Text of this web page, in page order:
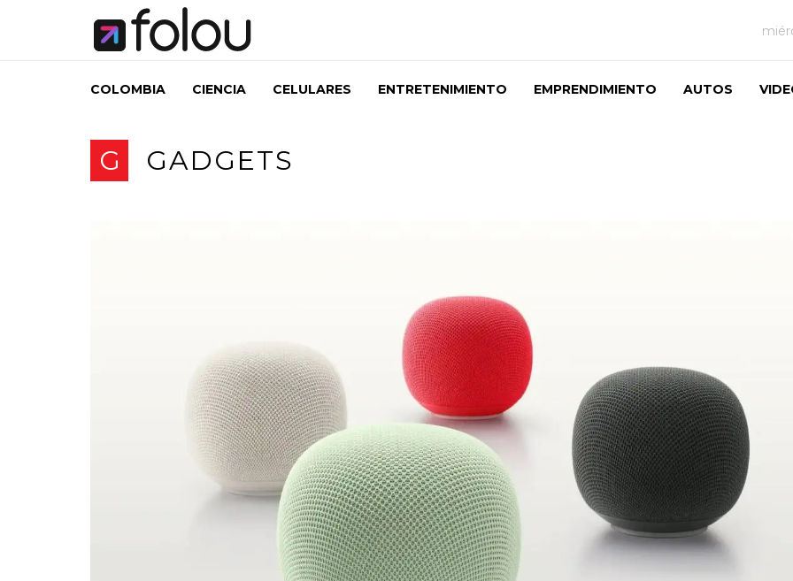
COLOMBIA CIENCIA CELULARES ENTRETENIMIENTO EMPRENDIMIENTO AUTOS
G GADGETS